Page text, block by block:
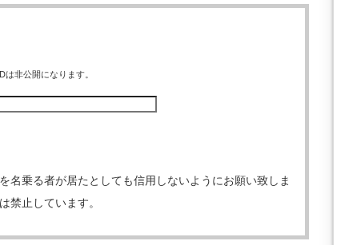
は非公開になります。
乗る者が居たとしても信用しないようにお願い致しま
禁止しています。